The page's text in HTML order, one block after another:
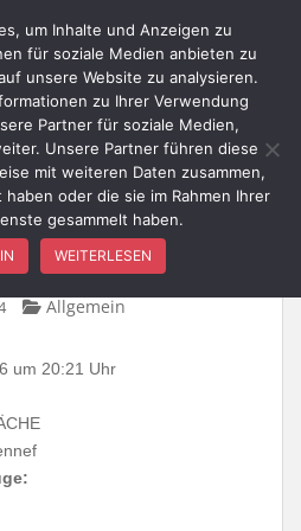
/ Siegaue
Allgemein
um 20:21 Uhr
um Inhalte und Anzeigen zu
für soziale Medien anbieten zu
unsere Website zu analysieren.
zu Ihrer Verwendung
Partner für soziale Medien,
Unsere Partner führen diese
mit weiteren Daten zusammen,
oder die sie im Rahmen Ihrer
gesammelt haben.
WEITERLESEN